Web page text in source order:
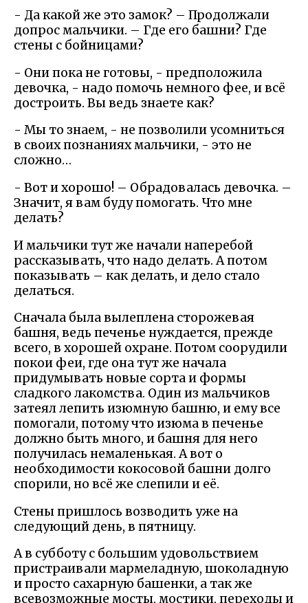
- Да какой же это замок? – Продолжали
допрос мальчики. – Где его башни? Где
стены с бойницами?
- Они пока не готовы, - предположила
девочка, - надо помочь немного фее, и всё
достроить. Вы ведь знаете как?
- Мы то знаем, - не позволили усомниться
в своих познаниях мальчики, - это не
сложно…
- Вот и хорошо! – Обрадовалась девочка. –
Значит, я вам буду помогать. Что мне
делать?
И мальчики тут же начали наперебой
рассказывать, что надо делать. А потом
показывать – как делать, и дело стало
делаться.
Сначала была вылеплена сторожевая
башня, ведь печенье нуждается, прежде
всего, в хорошей охране. Потом соорудили
покои феи, где она тут же начала
придумывать новые сорта и формы
сладкого лакомства. Один из мальчиков
затеял лепить изюмную башню, и ему все
помогали, потому что изюма в печенье
должно быть много, и башня для него
получилась немаленькая. А вот о
необходимости кокосовой башни долго
спорили, но всё же слепили и её.
Стены пришлось возводить уже на
следующий день, в пятницу.
А в субботу с большим удовольствием
пристраивали мармеладную, шоколадную
и просто сахарную башенки, а так же
всевозможные мосты, мостики, переходы и